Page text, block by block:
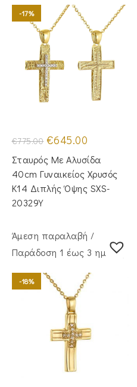
-17%
€775.00 Original
price
was:
€775.00.
€645.00
τιμή
είναι:
€645.00.
Σταυρός Με Αλυσίδα
40cm Γυναικείος Χρυσός
Κ14 Διπλής Όψης SXS-
20329Y
Άμεση παραλαβή /
Παράδoση 1 έως 3 ημέρες
-18%